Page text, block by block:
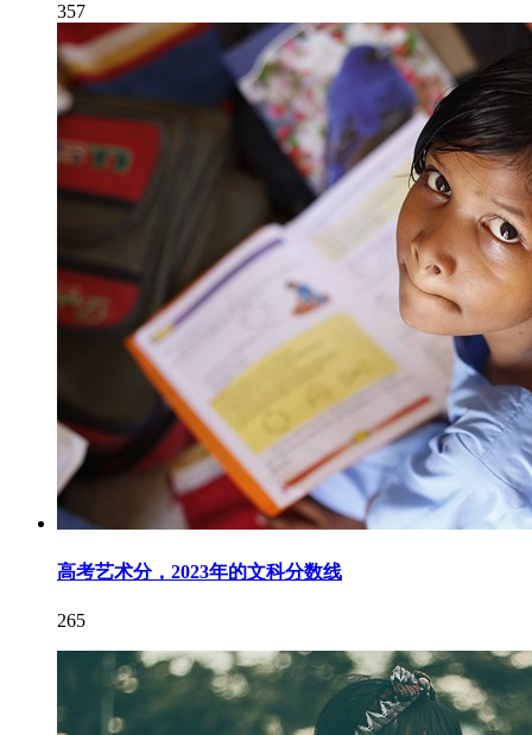
357
高考艺术分，2023年的文科分数线
265